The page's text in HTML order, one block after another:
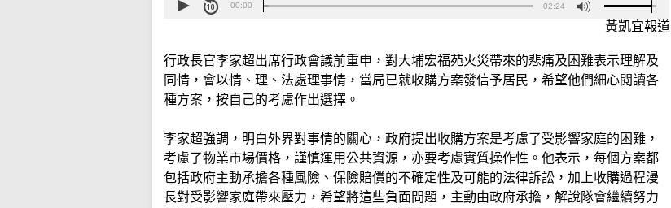
00:00 02:24
黃凱宜報道
行政長官李家超出席行政會議前重申，對大埔宏福苑火災帶來的悲痛及困難表示理解及
同情，會以情、理、法處理事情，當局已就收購方案發信予居民，希望他們細心閱讀各
種方案，按自己的考慮作出選擇。
李家超強調，明白外界對事情的關心，政府提出收購方案是考慮了受影響家庭的困難，
考慮了物業市場價格，謹慎運用公共資源，亦要考慮實質操作性。他表示，每個方案都
包括政府主動承擔各種風險、保險賠償的不確定性及可能的法律訴訟，加上收購過程漫
長對受影響家庭帶來壓力，希望將這些負面問題，主動由政府承擔，解說隊會繼續努力